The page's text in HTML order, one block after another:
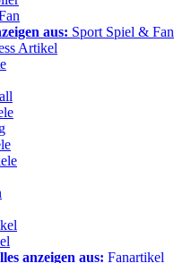
aus: Sport Spiel & Fan
Artikel
anzeigen aus: Fanartikel